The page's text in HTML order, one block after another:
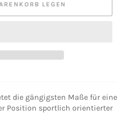
LEGEN
die gängigsten Maße für eine
Position sportlich orientierter